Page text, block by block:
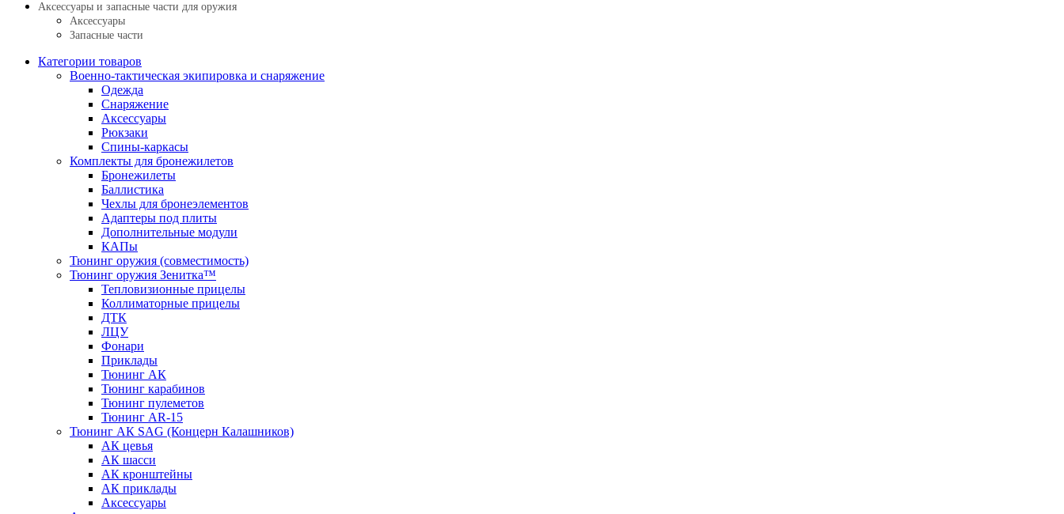
Аксессуары и запасные части для оружия
Аксессуары
Запасные части
Категории товаров
Военно-тактическая экипировка и снаряжение
Одежда
Снаряжение
Аксессуары
Рюкзаки
Спины-каркасы
Комплекты для бронежилетов
Бронежилеты
Баллистика
Чехлы для бронеэлементов
Адаптеры под плиты
Дополнительные модули
КАПы
Тюнинг оружия (совместимость)
Тюнинг оружия Зенитка™
Тепловизионные прицелы
Коллиматорные прицелы
ДТК
ЛЦУ
Фонари
Приклады
Тюнинг АК
Тюнинг карабинов
Тюнинг пулеметов
Тюнинг AR-15
Тюнинг АК SAG (Концерн Калашников)
АК цевья
АК шасси
АК кронштейны
АК приклады
Аксессуары